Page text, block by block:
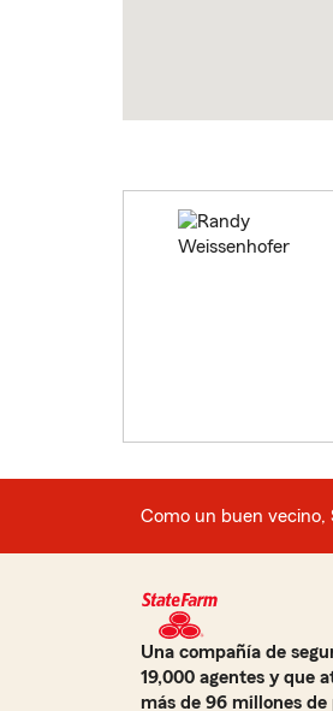
Como un buen vecino,
Una compañía de
19,000 agentes y que
más de 96 millones de